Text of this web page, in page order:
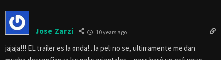
Jose Zarzi 10 years ago
jajaja!!! EL trailer es la onda!.. la peli no se, ultimamente me dan